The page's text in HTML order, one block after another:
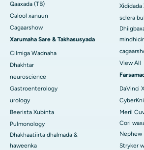
Qaaxada (TB)
Calool xanuun
Cagaarshow
Xarumaha Sare & Takhasusyada
Cilmiga Wadnaha
Dhakhtar
neuroscience
Gastroenterology
urology
Beerista Xubinta
Pulmonology
Dhakhaatiirta dhalmada &
haweenka
Xididada
sclera
View All
DaVinci
Meril
Cori
Nephew
Stryker